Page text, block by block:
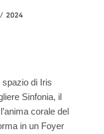
2024
di Iris
Sinfonia, il
corale del
in un Foyer